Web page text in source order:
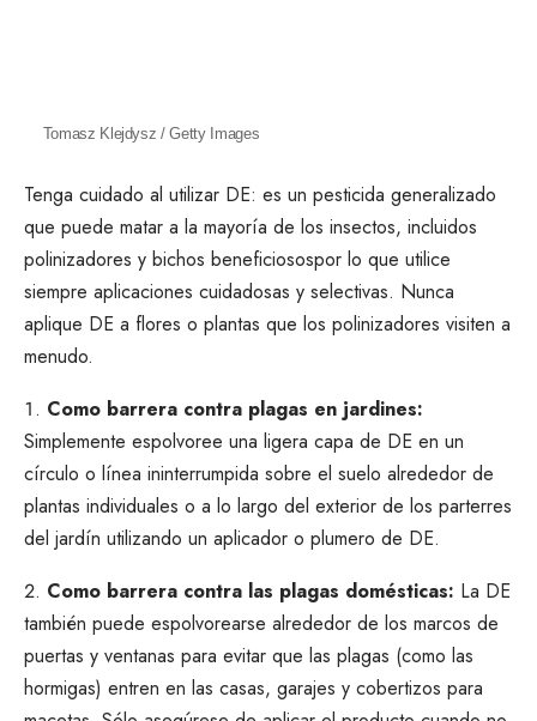
Tomasz Klejdysz / Getty Images
Tenga cuidado al utilizar DE: es un pesticida generalizado
que puede matar a la mayoría de los insectos, incluidos
polinizadores y bichos beneficiosospor lo que utilice
siempre aplicaciones cuidadosas y selectivas. Nunca
aplique DE a flores o plantas que los polinizadores visiten a
menudo.
Como barrera contra plagas en jardines:
Simplemente espolvoree una ligera capa de DE en un
círculo o línea ininterrumpida sobre el suelo alrededor de
plantas individuales o a lo largo del exterior de los parterres
del jardín utilizando un aplicador o plumero de DE.
Como barrera contra las plagas domésticas: La DE
también puede espolvorearse alrededor de los marcos de
puertas y ventanas para evitar que las plagas (como las
hormigas) entren en las casas, garajes y cobertizos para